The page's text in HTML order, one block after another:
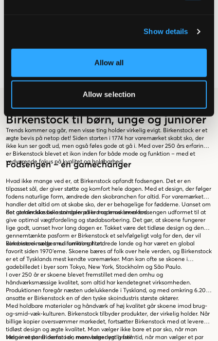
Show details
Allow all
Allow selection
Brand Birkenstock
Birkenstock til børn, unge og juniorer
Trends kommer og går, men visse ting holder virkelig evigt. Birkenstock er et
ægte bevis på netop det! Siden starten i 1774 har varemærket skabt sko, der
ikke kun ser godt ud, men også føles gode at gå i. Med over 250 års erfaring
er Birkenstock blevet et ikon inden for både mode og funktion – med et
vedvarende fokus på kvalitet og holdbarhed.
Fodsengen – en gamechanger
Hvad ikke mange ved er, at Birkenstock opfandt fodsengen. Det er en
tilpasset sål, der giver støtte og komfort hele dagen. Med et design, der følger
fodens naturlige form, ændrede den skobranchen for altid. For varemærket
handler det altid om at skabe sko, der er behagelige for fødderne. Uanset om
det gælder klassiske sandaler eller moderne sneakers.
For at mindske belastningen på led og muskler er fodsengen udformet til at
give optimal vægtfordeling og stødabsorbering. Det gør, at skoene fungerer
lige godt, uanset hvor lang dagen er. Takket være det tidløse design og den
gennemtænkte pasform er Birkenstock et selvfølgeligt valg for den, der vil
kombinere mode med funktionalitet.
Birkenstock sælges nu i omkring hundrede lande og har været en global
favorit siden 1970'erne. Skoene bæres af folk over hele verden, og Birkenstock
er et af Tysklands mest kendte varemærker. Man kan ofte se skoene i
gadebilledet i byer som Tokyo, New York, Stockholm og São Paulo.
I over 250 år er skoene blevet fremstillet med den omhu og
håndværksmæssige kvalitet, som altid har kendetegnet virksomheden.
Produktionen foregår næsten udelukkende i Tyskland, og med omkring 6.200
ansatte er Birkenstock en af den tyske skoindustris største aktører.
Med holdbare materialer og håndværk af høj kvalitet går skoene imod brug-
og-smid-væk-kulturen. Birkenstock tilbyder produkter, der virkelig holder. Når
billige kopier oversvømmer markedet, fortsætter Birkenstock med at levere
tidløst design og ægte kvalitet. Man vælger ikke bare et par sko, når man
vælger et par Birkenstock, man vælger en livsstil.
Man investerer derfor i en mere bæredygtig fremtid, når man vælger et par